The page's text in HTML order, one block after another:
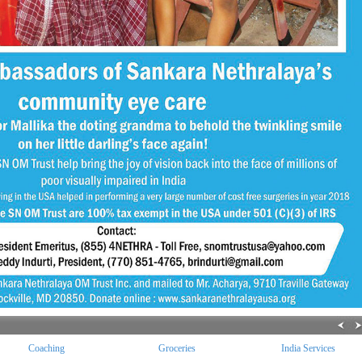
Coaching Groceries India Services